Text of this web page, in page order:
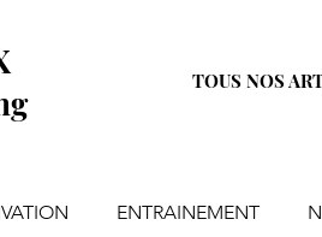
TOUS NOS
ENTRAINEMENT